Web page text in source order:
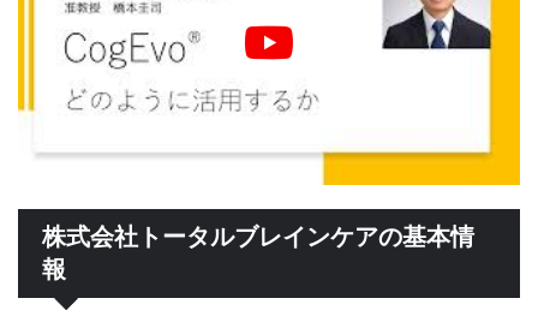
株式会社トータルブレインケアの基本情
報